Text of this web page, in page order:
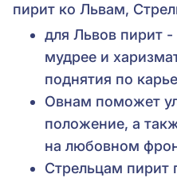
пирит ко Львам,
для Львов пирит
мудрее и
поднятия по
Овнам поможет
положение, а
на любовном
Стрельцам пирит